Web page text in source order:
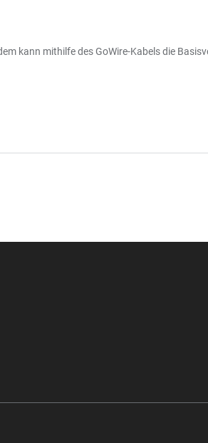
kann mithilfe des GoWire-Kabels die